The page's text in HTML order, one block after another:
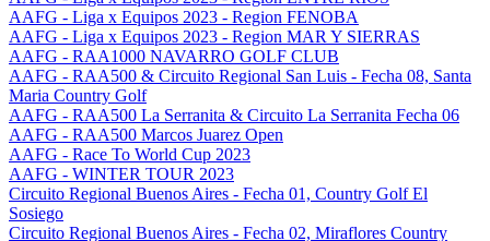
AAFG - Liga x Equipos 2023 - Region FENOBA
AAFG - Liga x Equipos 2023 - Region MAR Y SIERRAS
AAFG - RAA1000 NAVARRO GOLF CLUB
AAFG - RAA500 & Circuito Regional San Luis - Fecha 08, Santa
Maria Country Golf
AAFG - RAA500 La Serranita & Circuito La Serranita Fecha 06
AAFG - RAA500 Marcos Juarez Open
AAFG - Race To World Cup 2023
AAFG - WINTER TOUR 2023
Circuito Regional Buenos Aires - Fecha 01, Country Golf El
Sosiego
Circuito Regional Buenos Aires - Fecha 02, Miraflores Country